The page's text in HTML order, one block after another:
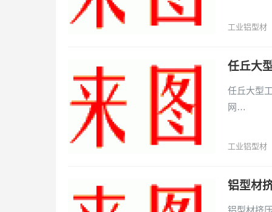
工业铝型材
任丘大
任丘大型
网…
工业铝型材
铝型材
铝型材挤